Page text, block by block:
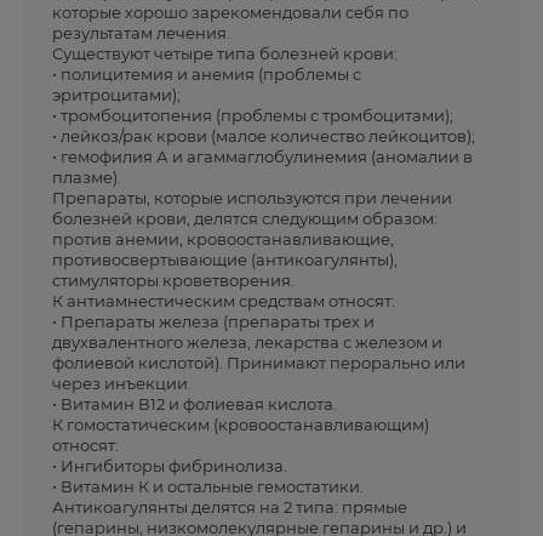
которые хорошо зарекомендовали себя по
результатам лечения.
Существуют четыре типа болезней крови:
• полицитемия и анемия (проблемы с
эритроцитами);
• тромбоцитопения (проблемы с тромбоцитами);
• лейкоз/рак крови (малое количество лейкоцитов);
• гемофилия А и агаммаглобулинемия (аномалии в
плазме).
Препараты, которые используются при лечении
болезней крови, делятся следующим образом:
против анемии, кровоостанавливающие,
противосвертывающие (антикоагулянты),
стимуляторы кроветворения.
К антиамнестическим средствам относят:
• Препараты железа (препараты трех и
двухвалентного железа, лекарства с железом и
фолиевой кислотой). Принимают перорально или
через инъекции.
• Витамин В12 и фолиевая кислота.
К гомостатическим (кровоостанавливающим)
относят:
• Ингибиторы фибринолиза.
• Витамин К и остальные гемостатики.
Антикоагулянты делятся на 2 типа: прямые
(гепарины, низкомолекулярные гепарины и др.) и